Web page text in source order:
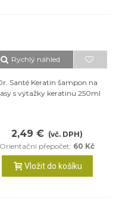
Rychlý náhled
Santé Keratin šampon na
s výtažky keratinu 250ml
2,49 € (vč. DPH)
Orientační přepočet: 60 Kč
Vložit do košíku